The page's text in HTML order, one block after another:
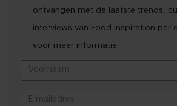
ontvangen met de laatste trends,
interviews van Food Inspiration per
voor meer informatie.